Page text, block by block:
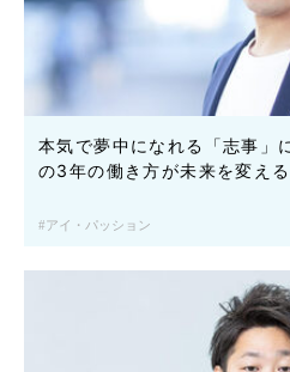
本気で夢中になれる「志事」
の3年の働き方が未来を変える
アイ・パッション